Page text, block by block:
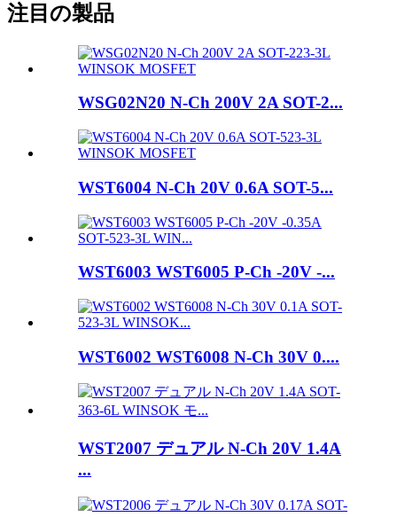
注目の製品
WSG02N20 N-Ch 200V 2A SOT-2...
WST6004 N-Ch 20V 0.6A SOT-5...
WST6003 WST6005 P-Ch -20V -...
WST6002 WST6008 N-Ch 30V 0....
WST2007 デュアル N-Ch 20V 1.4A
...